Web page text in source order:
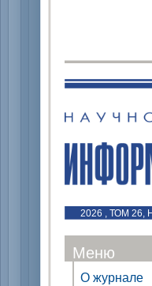
2026 , ТОМ
Меню
О журнале